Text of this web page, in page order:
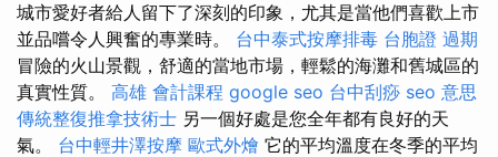
城市愛好者給人留下了深刻的印象，尤其是當他們喜歡上市
並品嚐令人興奮的專業時。 台中泰式按摩排毒 台胞證 過期
冒險的火山景觀，舒適的當地市場，輕鬆的海灘和舊城區的
真實性質。 高雄 會計課程 google seo 台中刮痧 seo 意思
傳統整復推拿技術士 另一個好處是您全年都有良好的天
氣。 台中輕井澤按摩 歐式外燴 它的平均溫度在冬季的平均